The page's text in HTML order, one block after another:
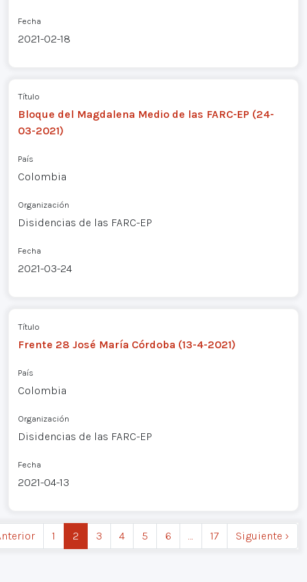
Fecha
2021-02-18
Título
Bloque del Magdalena Medio de las FARC-EP (24-
03-2021)
País
Colombia
Organización
Disidencias de las FARC-EP
Fecha
2021-03-24
Título
Frente 28 José María Córdoba (13-4-2021)
País
Colombia
Organización
Disidencias de las FARC-EP
Fecha
2021-04-13
1 2 3 4 5 6 … 17 Siguiente ›